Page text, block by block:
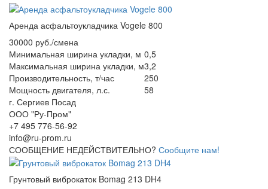
Аренда асфальтоукладчика Vogele 800
30000 руб./смена
Минимальная ширина укладки, м 0,5
Максимальная ширина укладки, м3,2
Производительность, т/час
250
Мощность двигателя, л.с.
58
г. Сергиев Посад
ООО "Ру-Пром"
+7 495 776-56-92
info@ru-prom.ru
СООБЩЕНИЕ НЕДЕЙСТВИТЕЛЬНО? Сообщите нам!
Грунтовый виброкаток Bomag 213 DH4